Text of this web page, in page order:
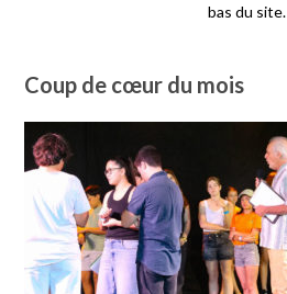
bas du site.
Coup de cœur du mois